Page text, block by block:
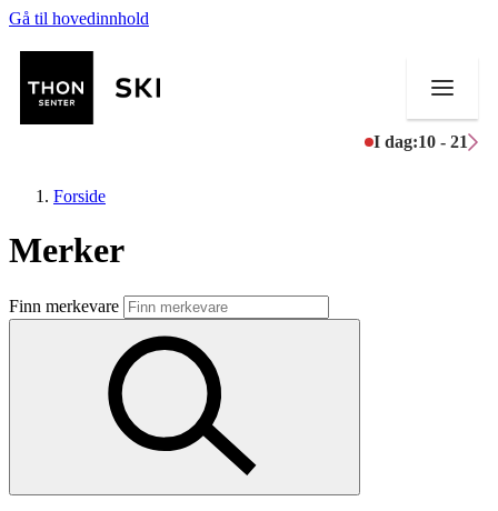
Gå til hovedinnhold
I dag:10 - 21
Butikker
Mat og drikke
Aktiviteter
Forside
Merker
Finn merkevare